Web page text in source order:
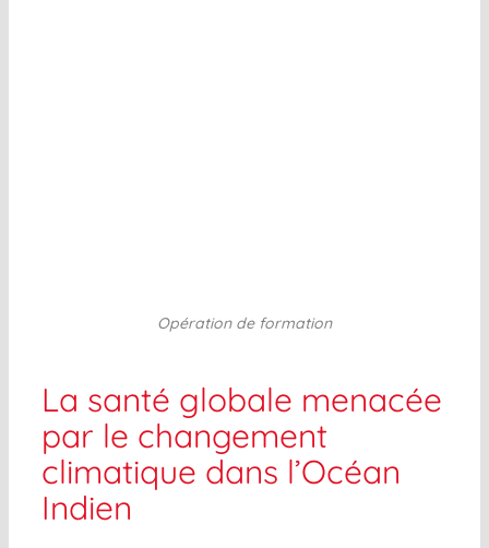
Opération de formation
La santé globale menacée
par le changement
climatique dans l’Océan
Indien